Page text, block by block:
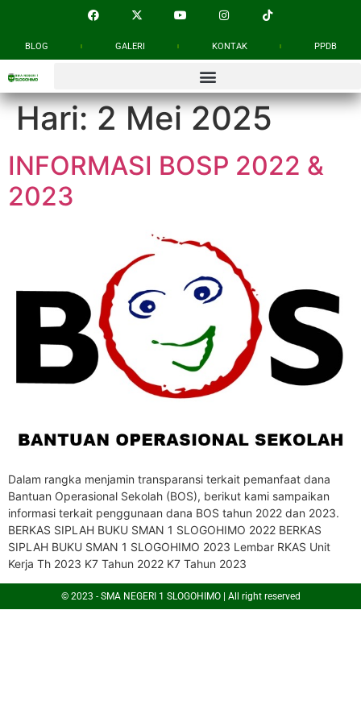
BLOG GALERI KONTAK PPDB
Hari:2 Mei 2025
INFORMASI BOSP 2022 &
2023
Dalam rangka menjamin transparansi terkait pemanfaat dana
Bantuan Operasional Sekolah (BOS), berikut kami sampaikan
informasi terkait penggunaan dana BOS tahun 2022 dan 2023.
BERKAS SIPLAH BUKU SMAN 1 SLOGOHIMO 2022 BERKAS
SIPLAH BUKU SMAN 1 SLOGOHIMO 2023 Lembar RKAS Unit
Kerja Th 2023 K7 Tahun 2022 K7 Tahun 2023
© 2023 - SMA NEGERI 1 SLOGOHIMO | All right reserved